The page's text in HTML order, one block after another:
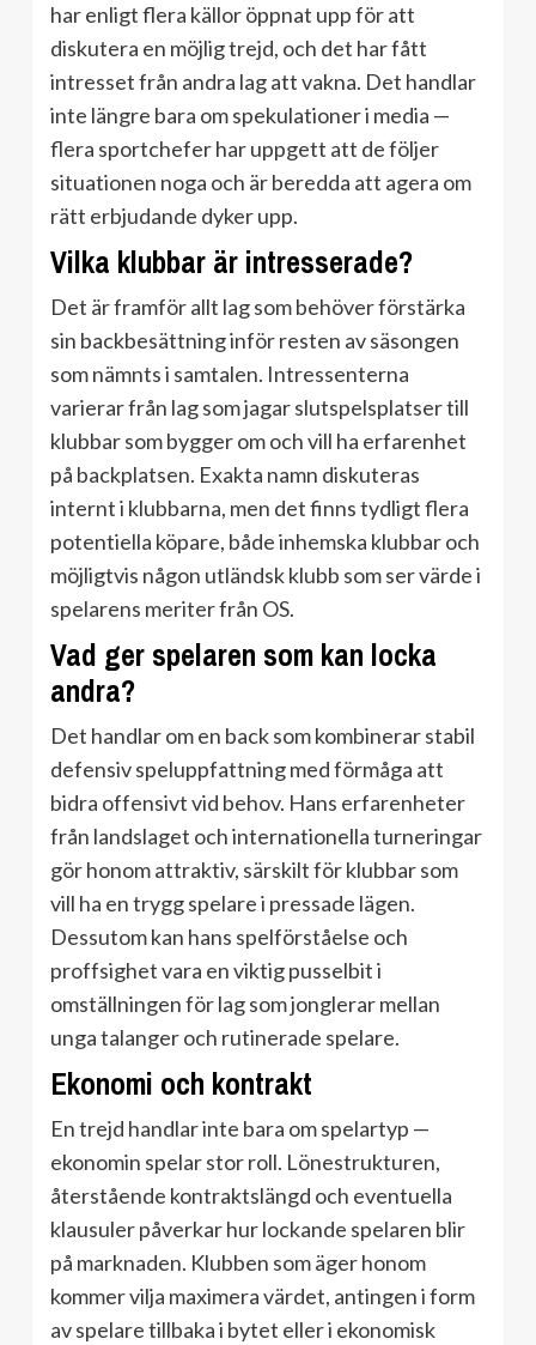
har enligt flera källor öppnat upp för att
diskutera en möjlig trejd, och det har fått
intresset från andra lag att vakna. Det handlar
inte längre bara om spekulationer i media —
flera sportchefer har uppgett att de följer
situationen noga och är beredda att agera om
rätt erbjudande dyker upp.
Vilka klubbar är intresserade?
Det är framför allt lag som behöver förstärka
sin backbesättning inför resten av säsongen
som nämnts i samtalen. Intressenterna
varierar från lag som jagar slutspelsplatser till
klubbar som bygger om och vill ha erfarenhet
på backplatsen. Exakta namn diskuteras
internt i klubbarna, men det finns tydligt flera
potentiella köpare, både inhemska klubbar och
möjligtvis någon utländsk klubb som ser värde i
spelarens meriter från OS.
Vad ger spelaren som kan locka
andra?
Det handlar om en back som kombinerar stabil
defensiv speluppfattning med förmåga att
bidra offensivt vid behov. Hans erfarenheter
från landslaget och internationella turneringar
gör honom attraktiv, särskilt för klubbar som
vill ha en trygg spelare i pressade lägen.
Dessutom kan hans spelförståelse och
proffsighet vara en viktig pusselbit i
omställningen för lag som jonglerar mellan
unga talanger och rutinerade spelare.
Ekonomi och kontrakt
En trejd handlar inte bara om spelartyp —
ekonomin spelar stor roll. Lönestrukturen,
återstående kontraktslängd och eventuella
klausuler påverkar hur lockande spelaren blir
på marknaden. Klubben som äger honom
kommer vilja maximera värdet, antingen i form
av spelare tillbaka i bytet eller i ekonomisk